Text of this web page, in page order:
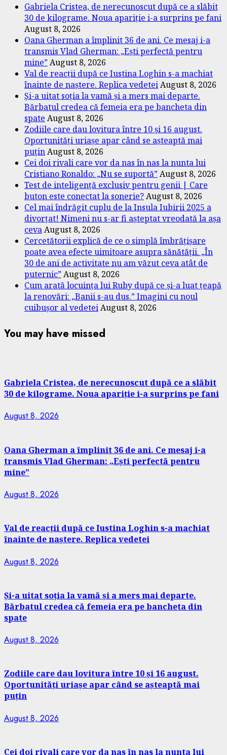
Gabriela Cristea, de nerecunoscut după ce a slăbit
30 de kilograme. Noua apariție i-a surprins pe fani
August 8, 2026
Oana Gherman a împlinit 36 de ani. Ce mesaj i-a
transmis Vlad Gherman: „Ești perfectă pentru
mine”August 8, 2026
Val de reacții după ce Iustina Loghin s-a machiat
înainte de naștere. Replica vedeteiAugust 8, 2026
Și-a uitat soția la vamă și a mers mai departe.
Bărbatul credea că femeia era pe bancheta din
spate August 8, 2026
Zodiile care dau lovitura între 10 și 16 august.
Oportunități uriașe apar când se așteaptă mai
puținAugust 8, 2026
Cei doi rivali care vor da nas în nas la nunta lui
Cristiano Ronaldo: „Nu se suportă”August 8, 2026
Test de inteligență exclusiv pentru genii | Care
buton este conectat la sonerie?August 8, 2026
Cel mai îndrăgit cuplu de la Insula Iubirii 2025 a
divorțat! Nimeni nu s-ar fi așteptat vreodată la așa
cevaAugust 8, 2026
Cercetătorii explică de ce o simplă îmbrățișare
poate avea efecte uimitoare asupra sănătății. „În
30 de ani de activitate nu am văzut ceva atât de
puternic”August 8, 2026
Cum arată locuința lui Ruby după ce și-a luat țeapă
la renovări: „Banii s-au dus.” Imagini cu noul
cuibușor al vedeteiAugust 8, 2026
You may have missed
Gabriela Cristea, de nerecunoscut după ce a slăbit
30 de kilograme. Noua apariție i-a surprins pe fani
August 8, 2026
Oana Gherman a împlinit 36 de ani. Ce mesaj i-a
transmis Vlad Gherman: „Ești perfectă pentru
mine”
August 8, 2026
Val de reacții după ce Iustina Loghin s-a machiat
înainte de naștere. Replica vedetei
August 8, 2026
Și-a uitat soția la vamă și a mers mai departe.
Bărbatul credea că femeia era pe bancheta din
spate
August 8, 2026
Zodiile care dau lovitura între 10 și 16 august.
Oportunități uriașe apar când se așteaptă mai
puțin
August 8, 2026
Cei doi rivali care vor da nas în nas la nunta lui